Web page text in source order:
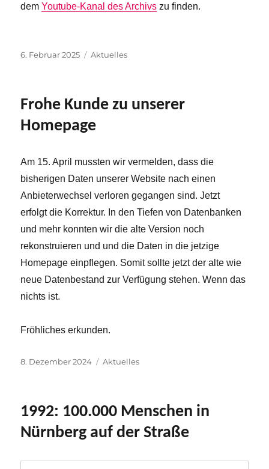
demYoutube-Kanal des Archivs zu finden.
Veröffentlicht
6. Februar 2025 Kategorien
Aktuelles
Frohe Kunde zu unserer
Homepage
Am 15. April mussten wir vermelden, dass die
bisherigen Daten unserer Website nach einen
Anbieterwechsel verloren gegangen sind. Jetzt
erfolgt die Korrektur. In den Tiefen von Datenbanken
und mehr konnten wir die alte Version noch
rekonstruieren und und die Daten in die jetzige
Homepage einpflegen. Somit sollte jetzt der alte wie
neue Datenbestand zur Verfügung stehen. Wenn das
nichts ist.
Fröhliches erkunden.
Veröffentlicht
8. Dezember 2024 Kategorien
Aktuelles
1992: 100.000 Menschen in
Nürnberg auf der Straße